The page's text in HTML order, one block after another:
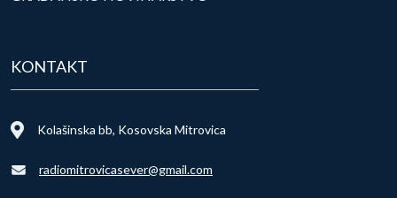
KONTAKT
Kolašinska bb, Kosovska Mitrovica
radiomitrovicasever@gmail.com